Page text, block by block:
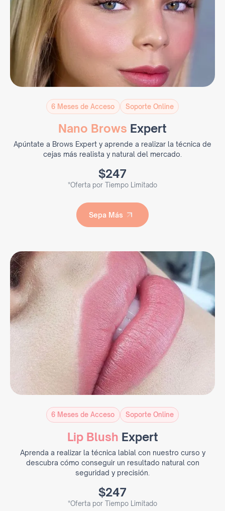
6 Meses de Acceso Soporte Online
Nano Brows Expert
Apúntate a Brows Expert y aprende a realizar la técnica de
cejas más realista y natural del mercado.
$247
*Oferta por Tiempo Limitado
Sepa Más
6 Meses de Acceso Soporte Online
Lip Blush Expert
Aprenda a realizar la técnica labial con nuestro curso y
descubra cómo conseguir un resultado natural con
seguridad y precisión.
$247
*Oferta por Tiempo Limitado